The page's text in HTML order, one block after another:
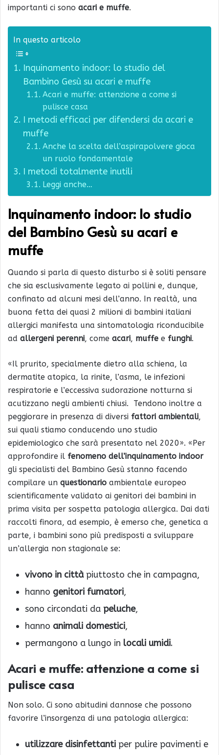
importanti ci sono acari e muffe.
In questo articolo
Inquinamento indoor: lo studio del
Bambino Gesù su acari e muffe
Acari e muffe: attenzione a come si
pulisce casa
I metodi efficaci per difendersi da acari e
muffe
Anche la scelta dell’aspirapolvere gioca
un ruolo fondamentale
I metodi totalmente inutili
Leggi anche…
Inquinamento indoor: lo studio
del Bambino Gesù su acari e
muffe
Quando si parla di questo disturbo si è soliti pensare
che sia esclusivamente legato ai pollini e, dunque,
confinato ad alcuni mesi dell’anno. In realtà, una
buona fetta dei quasi 2 milioni di bambini italiani
allergici manifesta una sintomatologia riconducibile
ad allergeni perenni, come acari, muffe e funghi.
«Il prurito, specialmente dietro alla schiena, la
dermatite atopica, la rinite, l’asma, le infezioni
respiratorie e l’eccessiva sudorazione notturna si
acutizzano negli ambienti chiusi. Tendono inoltre a
peggiorare in presenza di diversi fattori ambientali,
sui quali stiamo conducendo uno studio
epidemiologico che sarà presentato nel 2020». «Per
approfondire il fenomeno dell’inquinamento indoor
gli specialisti del Bambino Gesù stanno facendo
compilare un questionario ambientale europeo
scientificamente validato ai genitori dei bambini in
prima visita per sospetta patologia allergica. Dai dati
raccolti finora, ad esempio, è emerso che, genetica a
parte, i bambini sono più predisposti a sviluppare
un’allergia non stagionale se:
vivono in cittàpiuttosto che in campagna,
hanno genitori fumatori,
sono circondati da peluche,
hanno animali domestici,
permangono a lungo in locali umidi.
Acari e muffe: attenzione a come si
pulisce casa
Non solo. Ci sono abitudini dannose che possono
favorire l’insorgenza di una patologia allergica:
utilizzare disinfettanti per pulire pavimenti e